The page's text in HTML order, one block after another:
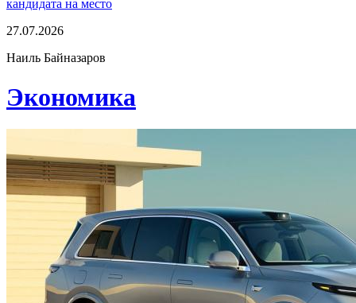
кандидата на место
27.07.2026
Наиль Байназаров
Экономика